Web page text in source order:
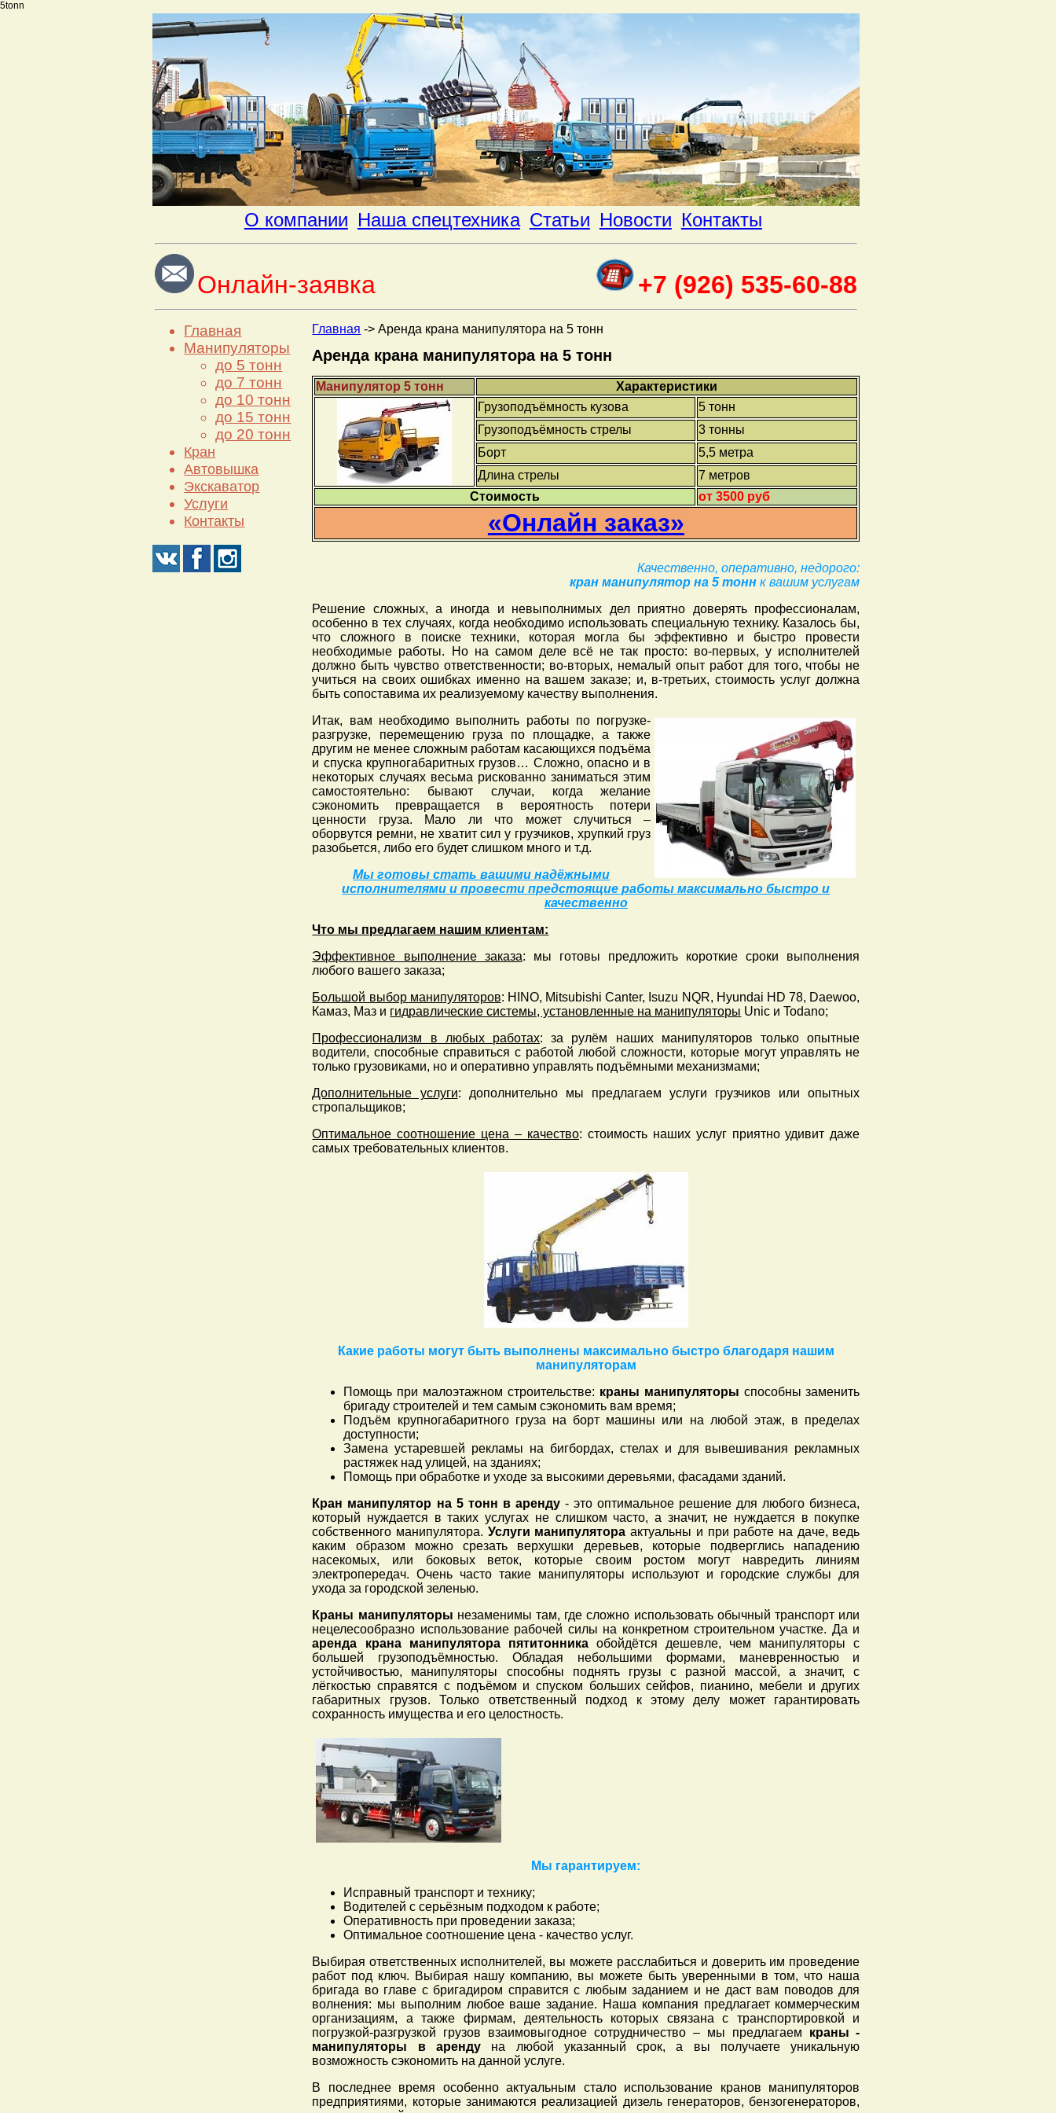
5tonn
О компании Наша спецтехника Статьи Новости Контакты
Онлайн-заявка +7 (926) 535-60-88
Главная
Манипуляторы
до 5 тонн
до 7 тонн
до 10 тонн
до 15 тонн
до 20 тонн
Кран
Автовышка
Экскаватор
Услуги
Контакты
Главная ->Аренда крана манипулятора на 5 тонн
Аренда крана манипулятора на 5 тонн
Манипулятор 5 тонн
Характеристики
Грузоподъёмность кузова
5 тонн
Грузоподъёмность стрелы
3 тонны
Борт
5,5 метра
Длина стрелы
7 метров
Стоимость
от 3500 руб
«Онлайн заказ»
Качественно, оперативно, недорого:
кран манипулятор на 5 тонн к вашим услугам
Решение сложных, а иногда и невыполнимых дел приятно доверять профессионалам,
особенно в тех случаях, когда необходимо использовать специальную технику. Казалось бы,
что сложного в поиске техники, которая могла бы эффективно и быстро провести
необходимые работы. Но на самом деле всё не так просто: во-первых, у исполнителей
должно быть чувство ответственности; во-вторых, немалый опыт работ для того, чтобы не
учиться на своих ошибках именно на вашем заказе; и, в-третьих, стоимость услуг должна
быть сопоставима их реализуемому качеству выполнения.
Итак, вам необходимо выполнить работы по погрузке-
разгрузке, перемещению груза по площадке, а также
другим не менее сложным работам касающихся подъёма
и спуска крупногабаритных грузов… Сложно, опасно и в
некоторых случаях весьма рискованно заниматься этим
самостоятельно: бывают случаи, когда желание
сэкономить превращается в вероятность потери
ценности груза. Мало ли что может случиться –
оборвутся ремни, не хватит сил у грузчиков, хрупкий груз
разобьется, либо его будет слишком много и т.д.
Мы готовы стать вашими надёжными
исполнителями и провести предстоящие работы максимально быстро и
качественно
Что мы предлагаем нашим клиентам:
Эффективное выполнение заказа: мы готовы предложить короткие сроки выполнения
любого вашего заказа;
Большой выбор манипуляторов: HINO, Mitsubishi Canter, Isuzu NQR, Hyundai HD 78, Daewoo,
Камаз, Маз и гидравлические системы, установленные на манипуляторы Unic и Todano;
Профессионализм в любых работах: за рулём наших манипуляторов только опытные
водители, способные справиться с работой любой сложности, которые могут управлять не
только грузовиками, но и оперативно управлять подъёмными механизмами;
Дополнительные услуги: дополнительно мы предлагаем услуги грузчиков или опытных
стропальщиков;
Оптимальное соотношение цена – качество: стоимость наших услуг приятно удивит даже
самых требовательных клиентов.
Какие работы могут быть выполнены максимально быстро благодаря нашим
манипуляторам
Помощь при малоэтажном строительстве: краны манипуляторы способны заменить
бригаду строителей и тем самым сэкономить вам время;
Подъём крупногабаритного груза на борт машины или на любой этаж, в пределах
доступности;
Замена устаревшей рекламы на бигбордах, стелах и для вывешивания рекламных
растяжек над улицей, на зданиях;
Помощь при обработке и уходе за высокими деревьями, фасадами зданий.
Кран манипулятор на 5 тонн в аренду- это оптимальное решение для любого бизнеса,
который нуждается в таких услугах не слишком часто, а значит, не нуждается в покупке
собственного манипулятора. Услуги манипулятора актуальны и при работе на даче, ведь
каким образом можно срезать верхушки деревьев, которые подверглись нападению
насекомых, или боковых веток, которые своим ростом могут навредить линиям
электропередач. Очень часто такие манипуляторы используют и городские службы для
ухода за городской зеленью.
Краны манипуляторы незаменимы там, где сложно использовать обычный транспорт или
нецелесообразно использование рабочей силы на конкретном строительном участке. Да и
аренда крана манипулятора пятитонникаобойдётся дешевле, чем манипуляторы с
большей грузоподъёмностью. Обладая небольшими формами, маневренностью и
устойчивостью, манипуляторы способны поднять грузы с разной массой, а значит, с
лёгкостью справятся с подъёмом и спуском больших сейфов, пианино, мебели и других
габаритных грузов. Только ответственный подход к этому делу может гарантировать
сохранность имущества и его целостность.
Мы гарантируем:
Исправный транспорт и технику;
Водителей с серьёзным подходом к работе;
Оперативность при проведении заказа;
Оптимальное соотношение цена - качество услуг.
Выбирая ответственных исполнителей, вы можете расслабиться и доверить им проведение
работ под ключ. Выбирая нашу компанию, вы можете быть уверенными в том, что наша
бригада во главе с бригадиром справится с любым заданием и не даст вам поводов для
волнения: мы выполним любое ваше задание. Наша компания предлагает коммерческим
организациям, а также фирмам, деятельность которых связана с транспортировкой и
погрузкой-разгрузкой грузов взаимовыгодное сотрудничество – мы предлагаем краны -
манипуляторы в арендуна любой указанный срок, а вы получаете уникальную
возможность сэкономить на данной услуге.
В последнее время особенно актуальным стало использование кранов манипуляторов
предприятиями, которые занимаются реализацией дизель генераторов, бензогенераторов,